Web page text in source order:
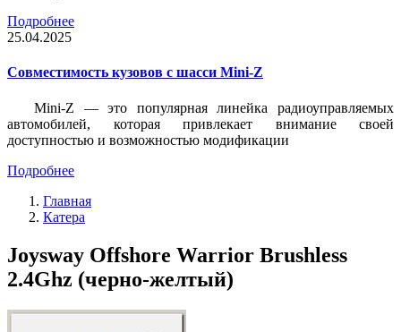
Подробнее
25.04.2025
Совместимость кузовов с шасси Mini-Z
Mini-Z — это популярная линейка радиоуправляемых
автомобилей, которая привлекает внимание своей
доступностью и возможностью модификации
Подробнее
Главная
Катера
Joysway Offshore Warrior Brushless
2.4Ghz (черно-желтый)